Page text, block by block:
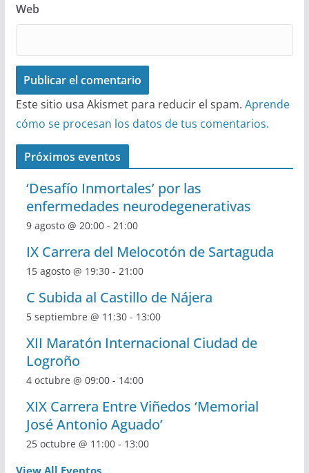
Web
Este sitio usa Akismet para reducir el spam. Aprende
cómo se procesan los datos de tus comentarios.
Próximos eventos
‘Desafío Inmortales’ por las
enfermedades neurodegenerativas
9 agosto @ 20:00- 21:00
IX Carrera del Melocotón de Sartaguda
15 agosto @ 19:30- 21:00
C Subida al Castillo de Nájera
5 septiembre @ 11:30- 13:00
XII Maratón Internacional Ciudad de
Logroño
4 octubre @ 09:00- 14:00
XIX Carrera Entre Viñedos ‘Memorial
José Antonio Aguado’
25 octubre @ 11:00- 13:00
View All Eventos